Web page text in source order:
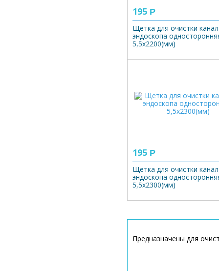
195 Р
Щетка для очистки
эндоскопа
5,5х2200(мм)
195 Р
Щетка для очистки
эндоскопа
5,5х2300(мм)
Предназначены для